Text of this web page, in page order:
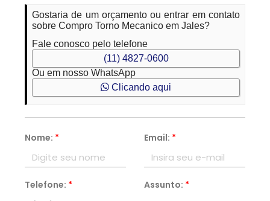
Gostaria de um orçamento ou entrar em contato
sobre Compro Torno Mecanico em Jales?
Fale conosco pelo telefone
(11) 4827-0600
Ou em nosso WhatsApp
Clicando aqui
Nome: * Email: *
Telefone: * Assunto: *